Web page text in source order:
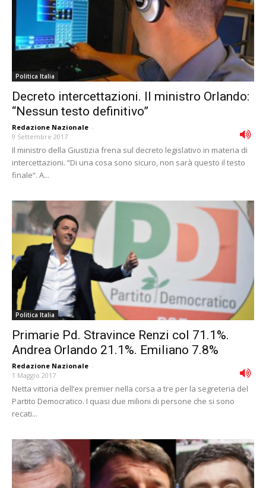
Politica Italia
Decreto intercettazioni. Il ministro Orlando:
“Nessun testo definitivo”
Redazione Nazionale -
9 Settembre 2017
Il ministro della Giustizia frena sul decreto legislativo in materia di
intercettazioni. “Di una cosa sono sicuro, non sarà questo il testo
finale“. A...
Politica Italia
Primarie Pd. Stravince Renzi col 71.1%.
Andrea Orlando 21.1%. Emiliano 7.8%
Redazione Nazionale -
1 Maggio 2017
Netta vittoria dell’ex premier nella corsa a tre per la segreteria del
Partito Democratico. I quasi due milioni di persone che si sono
recati...